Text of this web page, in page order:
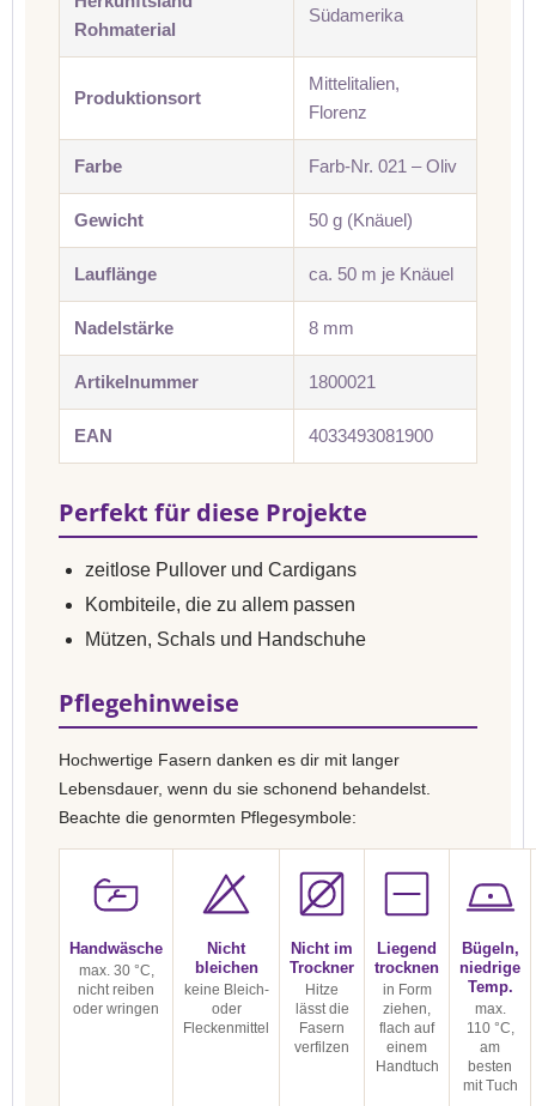
Rohmaterial
Südamerika
Produktionsort
Mittelitalien,
Florenz
Farbe Farb-Nr. 021 – Oliv
Gewicht 50 g (Knäuel)
Lauflänge ca. 50 m je Knäuel
Nadelstärke 8 mm
Artikelnummer 1800021
EAN 4033493081900
Perfekt für diese Projekte
zeitlose Pullover und Cardigans
Kombiteile, die zu allem passen
Mützen, Schals und Handschuhe
Pflegehinweise
Hochwertige Fasern danken es dir mit langer
Lebensdauer, wenn du sie schonend behandelst.
Beachte die genormten Pflegesymbole:
Handwäsche
max. 30 °C,
nicht reiben
oder wringen
Nicht
bleichen
keine Bleich-
oder
Fleckenmittel
Nicht im
Trockner
Hitze
lässt die
Fasern
verfilzen
Liegend
trocknen
in Form
ziehen,
flach auf
einem
Handtuch
Bügeln,
niedrige
Temp.
max.
110 °C,
am
besten
mit Tuch